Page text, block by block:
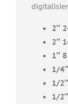
2″
2″
1″
1/
1/
1/